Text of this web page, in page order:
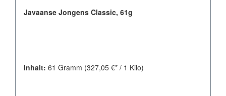
Javaanse Jongens Classic, 61g
Inhalt: 61 Gramm (327,05 €* / 1 Kilo)